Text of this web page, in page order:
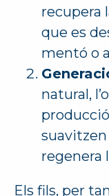
recupera
que es
mentó o
natural,
producció
suavitzen
regenera
Els fils, per